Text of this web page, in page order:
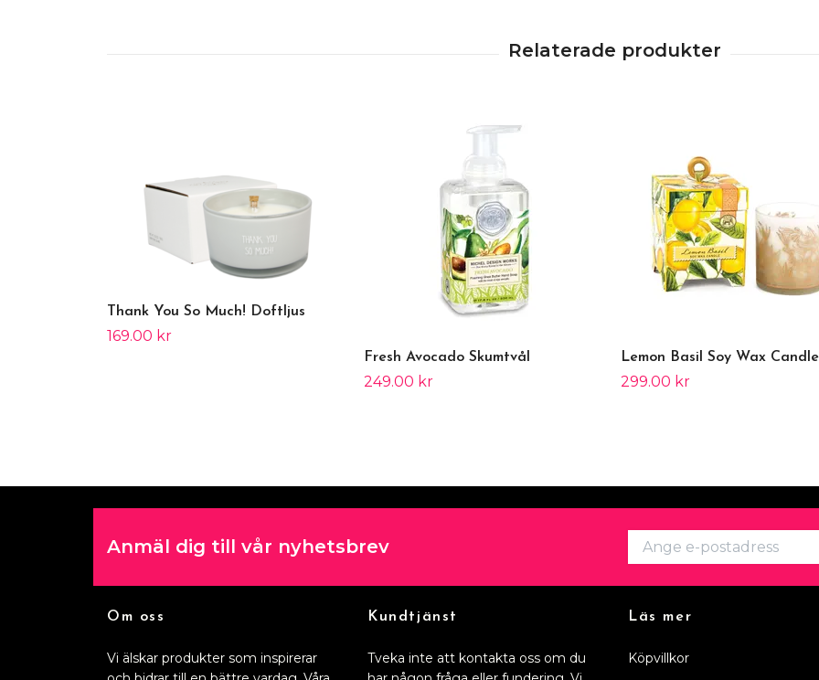
Thank You So Much! Doftljus
169.00 kr
Fresh Avocado Skumtvål
249.00 kr
Lemon Basil Soy Wax Candle
299.00 kr
Anmäl dig till vår nyhetsbrev
Om oss
Vi älskar produkter som inspirerar
Kundtjänst
Tveka inte att kontakta oss om du
Läs mer
Köpvillkor